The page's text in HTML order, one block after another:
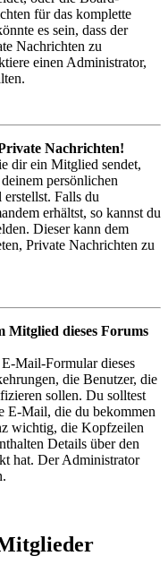
für das komplette
es sein, dass der
Nachrichten zu
einen Administrator,
Nachrichten!
dir ein Mitglied sendet,
persönlichen
erstellst. Falls du
erhältst, so kannst du
Dieser kann dem
Private Nachrichten zu
Mitglied dieses Forums
Mail-Formular dieses
die Benutzer, die
sollen. Du solltest
E-Mail, die du bekommen
wichtig, die Kopfzeilen
Details über den
hat. Der Administrator